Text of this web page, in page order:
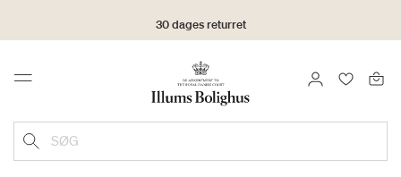
30 dages returret
Menu LOG IND
SØG